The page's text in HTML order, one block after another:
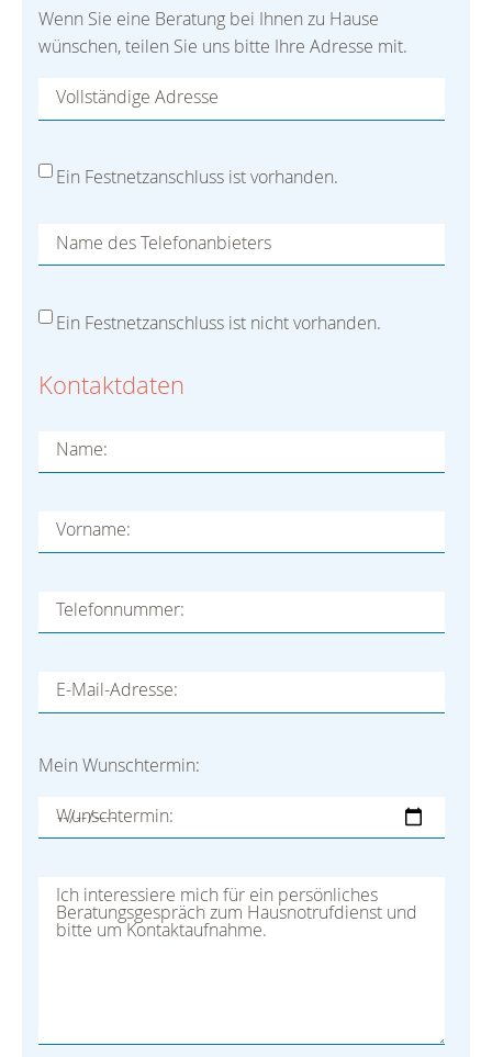
Wenn Sie eine Beratung bei Ihnen zu Hause
wünschen, teilen Sie uns bitte Ihre Adresse mit.
Vollständige Adresse
Ein Festnetzanschluss ist vorhanden.
Name des Telefonanbieters
Ein Festnetzanschluss ist nicht vorhanden.
Kontaktdaten
Name:
Vorname:
Telefonnummer:
E-Mail-Adresse:
Mein Wunschtermin:
Wunschtermin:
Ihre Nachricht an uns: